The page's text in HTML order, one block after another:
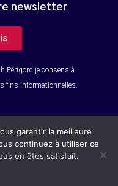
newsletter
Périgord je consens à
fins informationnelles.
garantir la meilleure
continuez à utiliser ce
en êtes satisfait.